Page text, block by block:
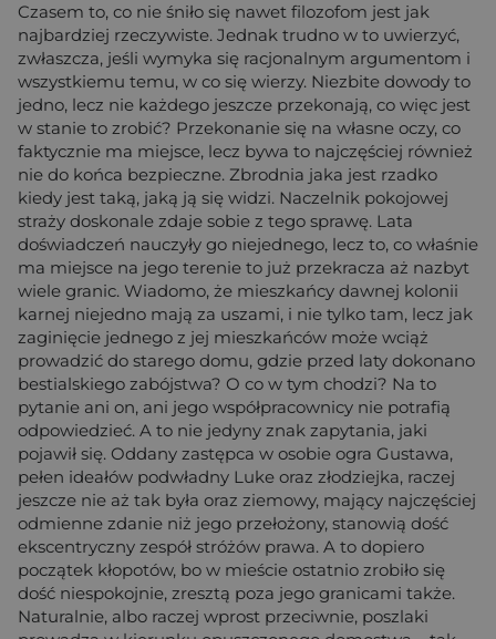
Czasem to, co nie śniło się nawet filozofom jest jak
najbardziej rzeczywiste. Jednak trudno w to uwierzyć,
zwłaszcza, jeśli wymyka się racjonalnym argumentom i
wszystkiemu temu, w co się wierzy. Niezbite dowody to
jedno, lecz nie każdego jeszcze przekonają, co więc jest
w stanie to zrobić? Przekonanie się na własne oczy, co
faktycznie ma miejsce, lecz bywa to najczęściej również
nie do końca bezpieczne. Zbrodnia jaka jest rzadko
kiedy jest taką, jaką ją się widzi. Naczelnik pokojowej
straży doskonale zdaje sobie z tego sprawę. Lata
doświadczeń nauczyły go niejednego, lecz to, co właśnie
ma miejsce na jego terenie to już przekracza aż nazbyt
wiele granic. Wiadomo, że mieszkańcy dawnej kolonii
karnej niejedno mają za uszami, i nie tylko tam, lecz jak
zaginięcie jednego z jej mieszkańców może wciąż
prowadzić do starego domu, gdzie przed laty dokonano
bestialskiego zabójstwa? O co w tym chodzi? Na to
pytanie ani on, ani jego współpracownicy nie potrafią
odpowiedzieć. A to nie jedyny znak zapytania, jaki
pojawił się. Oddany zastępca w osobie ogra Gustawa,
pełen ideałów podwładny Luke oraz złodziejka, raczej
jeszcze nie aż tak była oraz ziemowy, mający najczęściej
odmienne zdanie niż jego przełożony, stanowią dość
ekscentryczny zespół stróżów prawa. A to dopiero
początek kłopotów, bo w mieście ostatnio zrobiło się
dość niespokojnie, zresztą poza jego granicami także.
Naturalnie, albo raczej wprost przeciwnie, poszlaki